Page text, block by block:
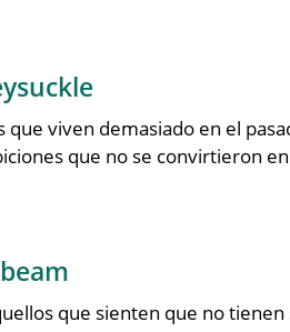
que viven demasiado en el
que no se convirtieron
que sienten que no